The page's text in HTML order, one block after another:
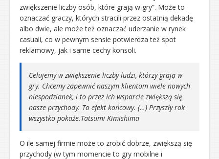
zwiększenie liczby osób, które grają w gry”. Może to
oznaczać graczy, których stracili przez ostatnią dekadę
albo dwie, ale może też oznaczać uderzanie w rynek
casuali, co w pewnym sensie potwierdza też spot
reklamowy, jak i same cechy konsoli.
Celujemy w zwiększenie liczby ludzi, którzy grają w
gry. Chcemy zapewnić naszym klientom wiele nowych
niespodzianek, i to przez ich wsparcie zwiększą się
nasze przychody. To efekt końcowy. (…) Przyszły rok
wszystko pokaże.Tatsumi Kimishima
O ile samej firmie może to zrobić dobrze, zwiększą się
przychody (w tym momencie to gry mobilne i